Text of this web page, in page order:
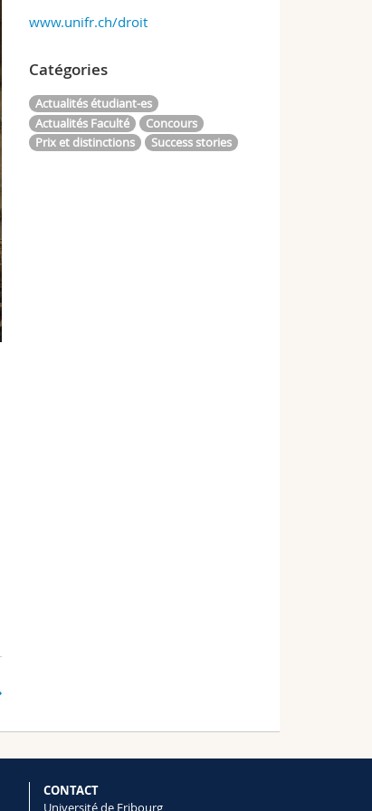
www.unifr.ch/droit
Catégories
Actualités étudiant-es
Actualités Faculté
Concours
Prix et distinctions
Success stories
CONTACT
Université de Fribourg